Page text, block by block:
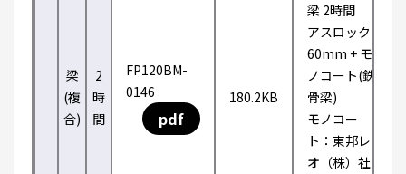
梁
(複
合)
2
時
間
FP120BM-
0146
pdf
180.2KB
梁 2時間
アスロック
60mm + モ
ノコート(鉄
骨梁)
モノコー
ト：東邦レ
オ（株）社